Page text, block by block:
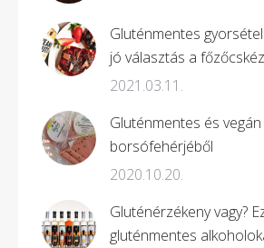
Gluténmentes
jó választás a
2021.03.11.
Gluténmentes és
borsófehérjéből
2020.10.20.
Gluténérzékeny vagy?
gluténmentes